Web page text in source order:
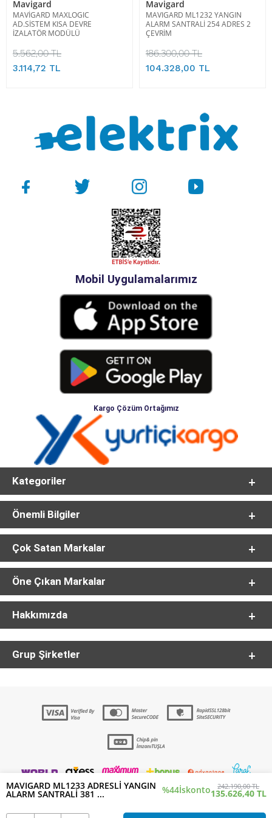
MAVIGARD ML1233 ADRESLİ YANGIN
ALARM SANTRALİ 381 ... %44İskonto 242.190,00 TL
135.626,40 TL
Mavigard
MAVİGARD MAXLOGIC
AD.SİSTEM KISA DEVRE
İZALATÖR MODÜLÜ
5.562,00 TL
3.114,72 TL
Mavigard
MAVIGARD ML1232 YANGIN
ALARM SANTRALİ 254 ADRES 2
ÇEVRİM
186.300,00 TL
104.328,00 TL
Mobil Uygulamalarımız
Kargo Çözüm Ortağımız
Kategoriler
Önemli Bilgiler
Çok Satan Markalar
Öne Çıkan Markalar
Hakkımızda
Grup Şirketler